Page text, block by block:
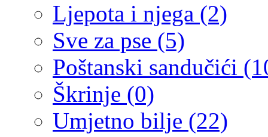
Ljepota i njega (2)
Sve za pse (5)
Poštanski sandučići
Škrinje (0)
Umjetno bilje (22)